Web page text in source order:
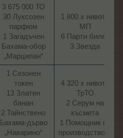
3 675 000 ТО
30 Луксозен
парфюм
1 Загадъчен
Бахама-обор
„Марципан“​
1 800 х нивото
МП
6 Парти билет
3 Звезда​
1 Сезонен
токен
13 Златен
банан
2 Тайнствено
Бахама-дърво
„Наварино“
4 320 х нивото
ТрТО
2 Серум на
късмета
1 Помощник по
производството